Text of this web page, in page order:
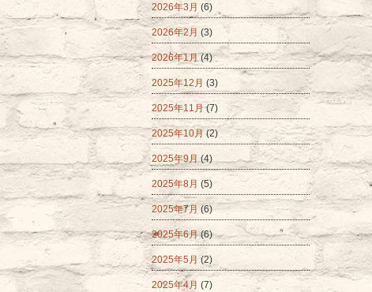
2026年3月 (6)
2026年2月 (3)
2026年1月(4)
2025年12月 (3)
2025年11月(7)
2025年10月 (2)
2025年9月(4)
2025年8月 (5)
2025年7月 (6)
2025年6月(6)
2025年5月 (2)
2025年4月 (7)